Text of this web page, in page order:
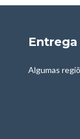
Algumas